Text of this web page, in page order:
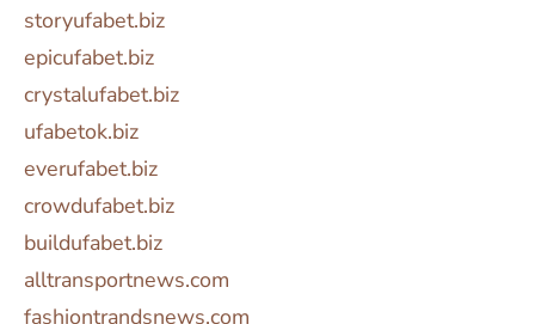
storyufabet.biz
epicufabet.biz
crystalufabet.biz
ufabetok.biz
everufabet.biz
crowdufabet.biz
buildufabet.biz
alltransportnews.com
fashiontrandsnews.com